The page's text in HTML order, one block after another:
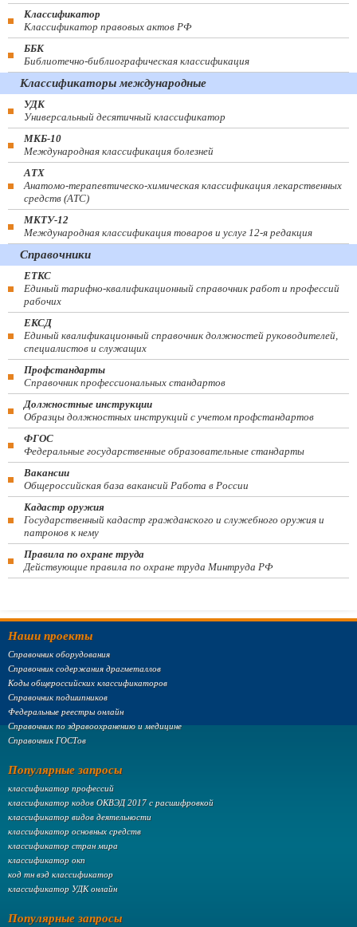
Классификатор
Классификатор правовых актов РФ
ББК
Библиотечно-библиографическая классификация
Классификаторы международные
УДК
Универсальный десятичный классификатор
МКБ-10
Международная классификация болезней
АТХ
Анатомо-терапевтическо-химическая классификация лекарственных
средств (ATC)
МКТУ-12
Международная классификация товаров и услуг 12-я редакция
Справочники
ЕТКС
Единый тарифно-квалификационный справочник работ и профессий
рабочих
ЕКСД
Единый квалификационный справочник должностей руководителей,
специалистов и служащих
Профстандарты
Справочник профессиональных стандартов
Должностные инструкции
Образцы должностных инструкций с учетом профстандартов
ФГОС
Федеральные государственные образовательные стандарты
Вакансии
Общероссийская база вакансий Работа в России
Кадастр оружия
Государственный кадастр гражданского и служебного оружия и
патронов к нему
Правила по охране труда
Действующие правила по охране труда Минтруда РФ
Наши проекты
Справочник оборудования
Справочник содержания драгметаллов
Коды общероссийских классификаторов
Справочник подшипников
Федеральные реестры онлайн
Справочник по здравоохранению и медицине
Справочник ГОСТов
Популярные запросы
классификатор профессий
классификатор кодов ОКВЭД 2017 с расшифровкой
классификатор видов деятельности
классификатор основных средств
классификатор стран мира
классификатор окп
код тн вэд классификатор
классификатор УДК онлайн
Популярные запросы